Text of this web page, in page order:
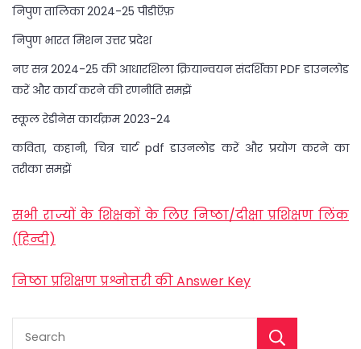
निपुण तालिका 2024-25 पीडीऍफ़
निपुण भारत मिशन उत्तर प्रदेश
नए सत्र 2024-25 की आधारशिला क्रियान्वयन संदर्शिका PDF डाउनलोड
करें और कार्य करने की रणनीति समझें
स्कूल रेडीनेस कार्यक्रम 2023-24
कविता, कहानी, चित्र चार्ट pdf डाउनलोड करें और प्रयोग करने का
तरीका समझें
सभी राज्यों के शिक्षकों के लिए निष्ठा/दीक्षा प्रशिक्षण लिंक
(हिन्दी)
निष्ठा प्रशिक्षण प्रश्नोत्तरी की Answer Key